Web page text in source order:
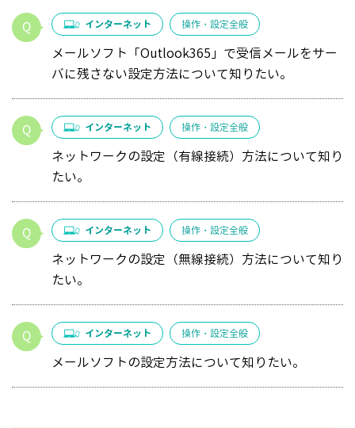
インターネット 操作・設定全般
メールソフト「Outlook365」で受信メールをサー
バに残さない設定方法について知りたい。
インターネット 操作・設定全般
ネットワークの設定（有線接続）方法について知り
たい。
インターネット 操作・設定全般
ネットワークの設定（無線接続）方法について知り
たい。
インターネット 操作・設定全般
メールソフトの設定方法について知りたい。